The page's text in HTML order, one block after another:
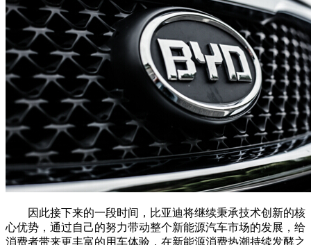
因此接下来的一段时间，比亚迪将继续秉承技术创新的核
心优势，通过自己的努力带动整个新能源汽车市场的发展，给
消费者带来更丰富的用车体验，在新能源消费热潮持续发酵之